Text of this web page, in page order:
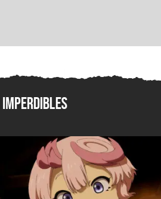
Imperdibles